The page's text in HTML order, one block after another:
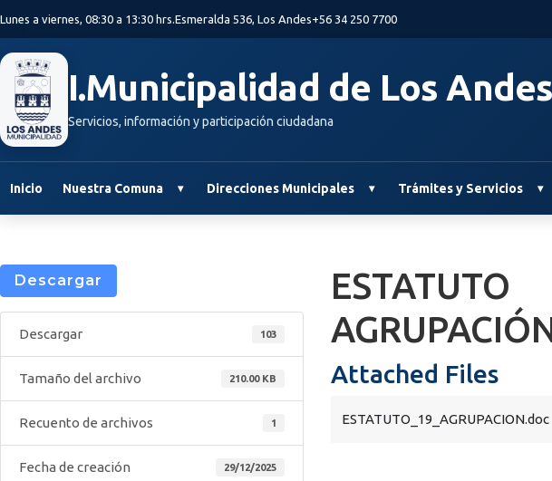
Lunes a viernes, 08:30 a 13:30 hrs.Esmeralda 536, Los Andes+56 34 250 7700
I.Municipalidad de Los Andes
Servicios, información y participación ciudadana
Inicio Nuestra Comuna Direcciones Municipales Trámites y Servicios
Descargar
Descargar 103
Tamaño del archivo 210.00 KB
Recuento de archivos 1
Fecha de creación 29/12/2025
Attached Files
ESTATUTO_19_AGRUPACION.doc